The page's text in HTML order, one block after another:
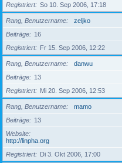
Registriert
So 10. Sep 2006, 17:18
Rang, Benutzername
zeljko
Beiträge
16
Registriert
Fr 15. Sep 2006, 12:22
Rang, Benutzername
danwu
Beiträge
13
Registriert
Mi 20. Sep 2006, 12:53
Rang, Benutzername
mamo
Beiträge
13
Website
http://linpha.org
Registriert
Di 3. Okt 2006, 17:00